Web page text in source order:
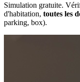
Simulation gratuite.
d'habitation, toutes les
parking, box).